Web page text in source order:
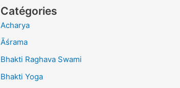
Catégories
Acharya
Āśrama
Bhakti Raghava Swami
Bhakti Yoga